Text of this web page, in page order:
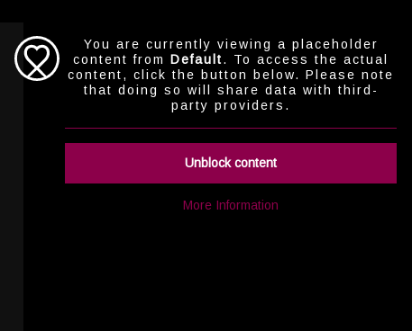
AMORELLO WIESBADEN
You are currently viewing a placeholder
content fromDefault. To access the actual
content, click the button below. Please note
that doing so will share data with third-
party providers.
Unblock content
More Information